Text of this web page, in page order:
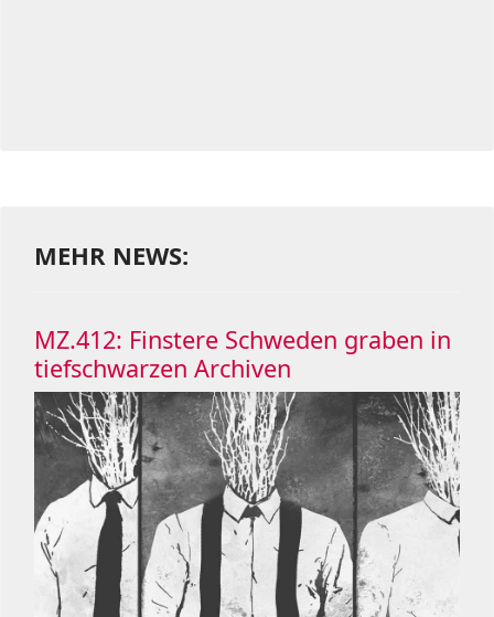
MEHR NEWS:
MZ.412: Finstere Schweden graben in
tiefschwarzen Archiven